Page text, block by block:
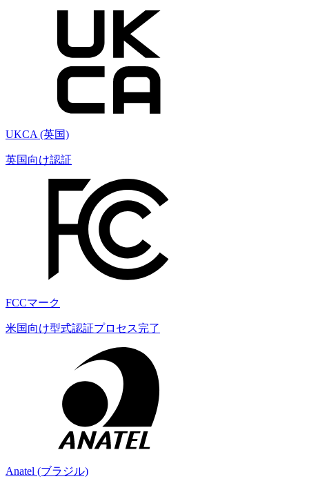
UKCA (英国)
英国向け認証
FCCマーク
米国向け型式認証プロセス完了
Anatel (ブラジル)